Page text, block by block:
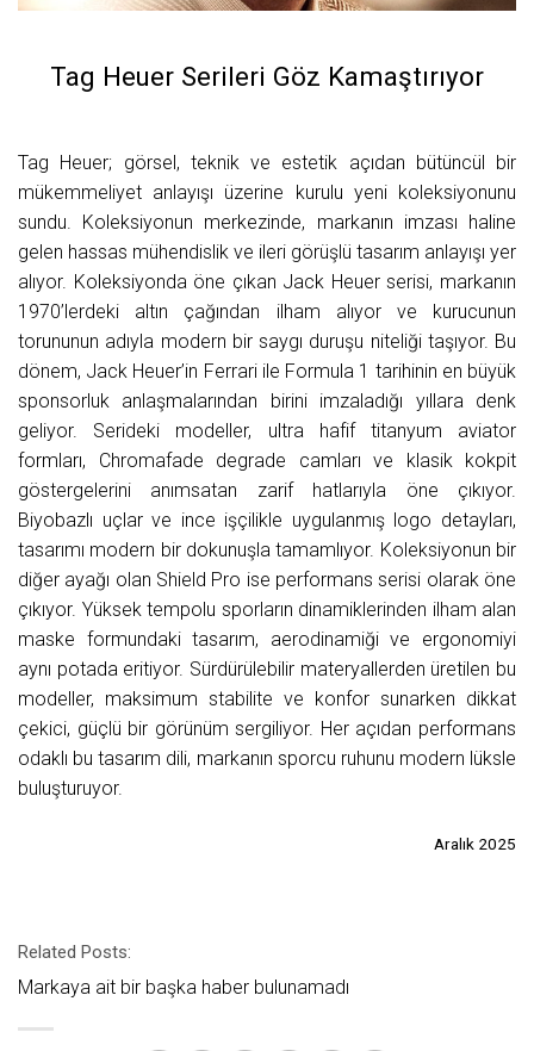
Tag Heuer Serileri Göz Kamaştırıyor
Tag Heuer; görsel, teknik ve estetik açıdan bütüncül bir
mükemmeliyet anlayışı üzerine kurulu yeni koleksiyonunu
sundu. Koleksiyonun merkezinde, markanın imzası haline
gelen hassas mühendislik ve ileri görüşlü tasarım anlayışı yer
alıyor. Koleksiyonda öne çıkan Jack Heuer serisi, markanın
1970’lerdeki altın çağından ilham alıyor ve kurucunun
torununun adıyla modern bir saygı duruşu niteliği taşıyor. Bu
dönem, Jack Heuer’in Ferrari ile Formula 1 tarihinin en büyük
sponsorluk anlaşmalarından birini imzaladığı yıllara denk
geliyor. Serideki modeller, ultra hafif titanyum aviator
formları, Chromafade degrade camları ve klasik kokpit
göstergelerini anımsatan zarif hatlarıyla öne çıkıyor.
Biyobazlı uçlar ve ince işçilikle uygulanmış logo detayları,
tasarımı modern bir dokunuşla tamamlıyor. Koleksiyonun bir
diğer ayağı olan Shield Pro ise performans serisi olarak öne
çıkıyor. Yüksek tempolu sporların dinamiklerinden ilham alan
maske formundaki tasarım, aerodinamiği ve ergonomiyi
aynı potada eritiyor. Sürdürülebilir materyallerden üretilen bu
modeller, maksimum stabilite ve konfor sunarken dikkat
çekici, güçlü bir görünüm sergiliyor. Her açıdan performans
odaklı bu tasarım dili, markanın sporcu ruhunu modern lüksle
buluşturuyor.
Aralık 2025
Related Posts:
Markaya ait bir başka haber bulunamadı